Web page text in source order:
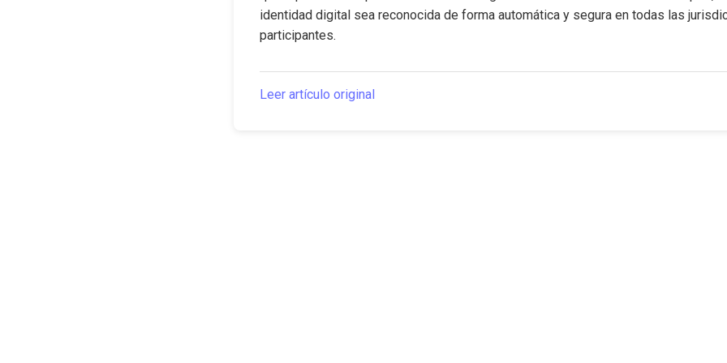
identidad digital sea reconocida de forma automática y segura en todas las
participantes.
Leer artículo original